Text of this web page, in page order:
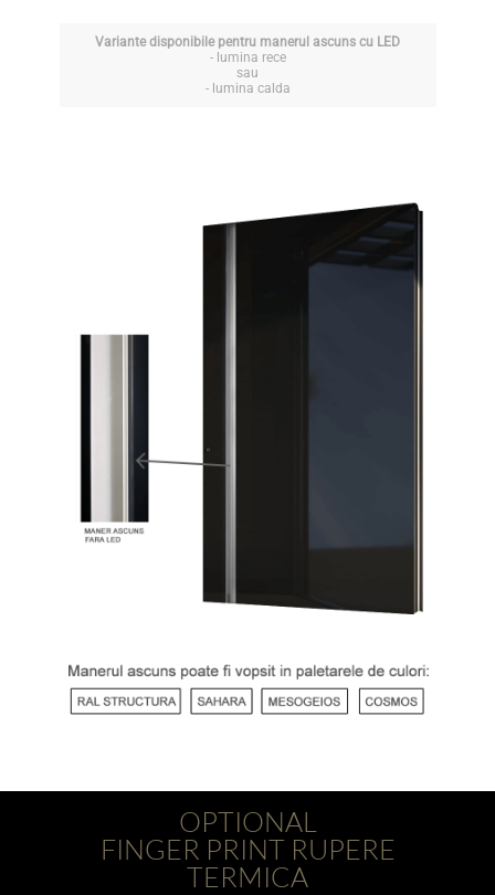
Variante disponibile pentru manerul ascuns cu LED
- lumina rece
sau
- lumina calda
OPTIONAL
FINGER PRINT RUPERE
TERMICA